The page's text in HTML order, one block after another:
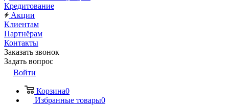
Кредитование
Акции
Клиентам
Партнёрам
Контакты
Заказать звонок
Задать вопрос
Войти
Корзина0
Избранные товары0